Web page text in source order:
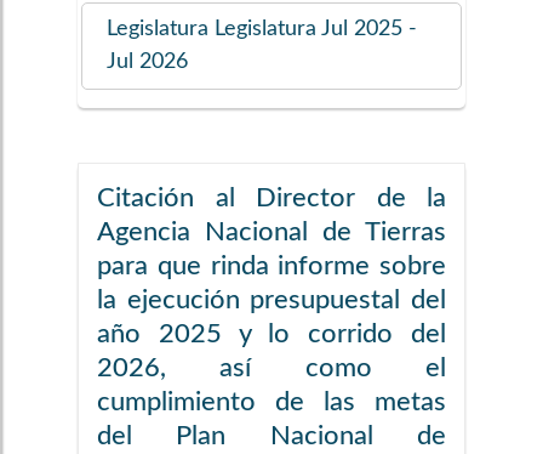
Legislatura Legislatura Jul 2025 -
Jul 2026
Citación al Director de la
Agencia Nacional de Tierras
para que rinda informe sobre
la ejecución presupuestal del
año 2025 y lo corrido del
2026, así como el
cumplimiento de las metas
del Plan Nacional de